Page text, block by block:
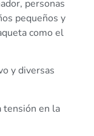
personas
pequeños y
como el
y diversas
tensión en la